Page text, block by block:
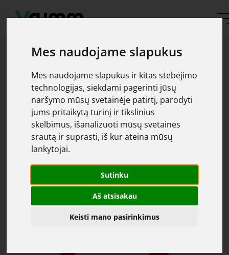
Mes naudojame slapukus
Mes naudojame slapukus ir kitas stebėjimo
technologijas, siekdami pagerinti jūsų
naršymo mūsų svetainėje patirtį, parodyti
jums pritaikytą turinį ir tikslinius
skelbimus, išanalizuoti mūsų svetainės
srautą ir suprasti, iš kur ateina mūsų
lankytojai.
Sutinku
Aš atsisakau
Keisti mano pasirinkimus
Oops, automobilis
nerastas
Apgailestaujame, tačiau jūsų ieškomas automobilis
parduotas. Daugiau pasiūlymų galite rastičia